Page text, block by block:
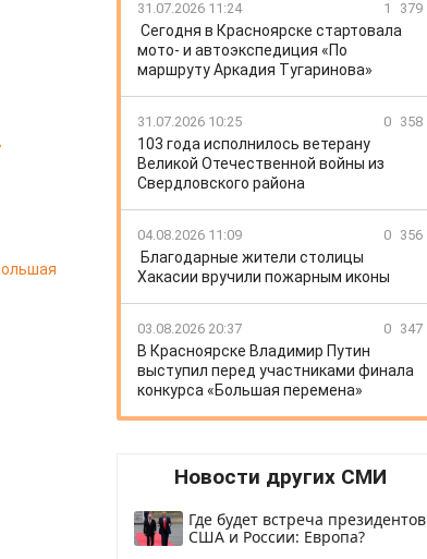
31.07.2026 11:24 1 379
Сегодня в Красноярске стартовала
мото- и автоэкспедиция «По
маршруту Аркадия Тугаринова»
31.07.2026 10:25 0 358
103 года исполнилось ветерану
Великой Отечественной войны из
Свердловского района
04.08.2026 11:09 0 356
Благодарные жители столицы
Хакасии вручили пожарным иконы
03.08.2026 20:37 0 347
В Красноярске Владимир Путин
выступил перед участниками финала
конкурса «Большая перемена»
Новости других СМИ
Где будет встреча президентов
США и России: Европа?